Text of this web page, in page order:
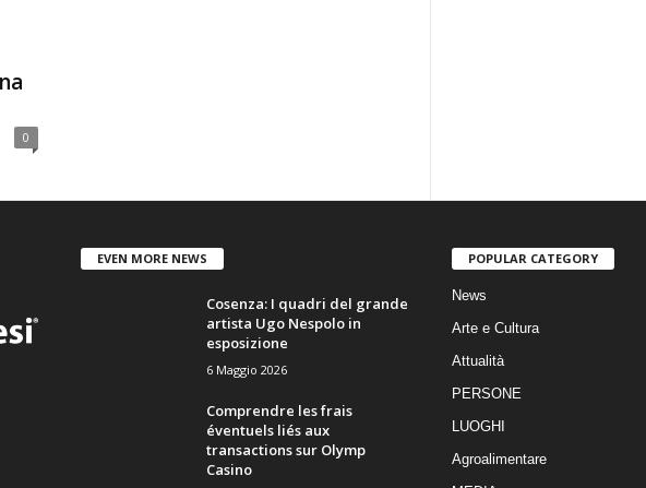
0
EVEN MORE NEWS
Cosenza: I quadri del grande
artista Ugo Nespolo in
esposizione
6 Maggio 2026
Comprendre les frais
éventuels liés aux
transactions sur Olymp
Casino
POPULAR CATEGORY
News
Arte e Cultura
Attualità
PERSONE
LUOGHI
Agroalimentare